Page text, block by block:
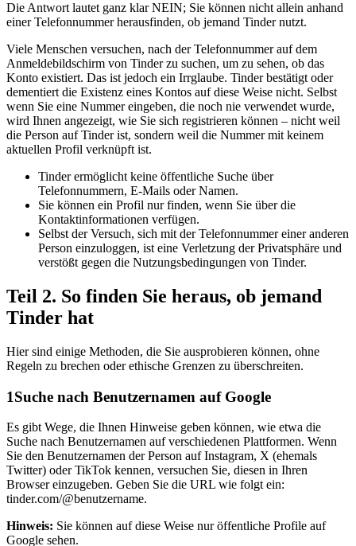
Die Antwort lautet ganz klar NEIN; Sie können nicht allein anhand
einer Telefonnummer herausfinden, ob jemand Tinder nutzt.
Viele Menschen versuchen, nach der Telefonnummer auf dem
Anmeldebildschirm von Tinder zu suchen, um zu sehen, ob das
Konto existiert. Das ist jedoch ein Irrglaube. Tinder bestätigt oder
dementiert die Existenz eines Kontos auf diese Weise nicht. Selbst
wenn Sie eine Nummer eingeben, die noch nie verwendet wurde,
wird Ihnen angezeigt, wie Sie sich registrieren können – nicht weil
die Person auf Tinder ist, sondern weil die Nummer mit keinem
aktuellen Profil verknüpft ist.
Tinder ermöglicht keine öffentliche Suche über
Telefonnummern, E-Mails oder Namen.
Sie können ein Profil nur finden, wenn Sie über die
Kontaktinformationen verfügen.
Selbst der Versuch, sich mit der Telefonnummer einer anderen
Person einzuloggen, ist eine Verletzung der Privatsphäre und
verstößt gegen die Nutzungsbedingungen von Tinder.
Teil 2. So finden Sie heraus, ob jemand
Tinder hat
Hier sind einige Methoden, die Sie ausprobieren können, ohne
Regeln zu brechen oder ethische Grenzen zu überschreiten.
1Suche nach Benutzernamen auf Google
Es gibt Wege, die Ihnen Hinweise geben können, wie etwa die
Suche nach Benutzernamen auf verschiedenen Plattformen. Wenn
Sie den Benutzernamen der Person auf Instagram, X (ehemals
Twitter) oder TikTok kennen, versuchen Sie, diesen in Ihren
Browser einzugeben. Geben Sie die URL wie folgt ein:
tinder.com/@benutzername.
Hinweis: Sie können auf diese Weise nur öffentliche Profile auf
Google sehen.